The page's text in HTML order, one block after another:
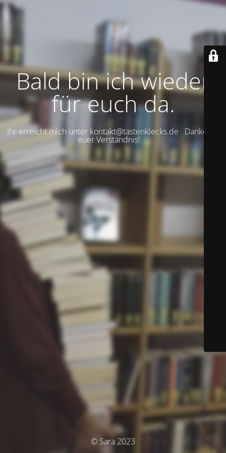
Bald bin ich wieder
für euch da.
Ihr erreicht mich unter kontakt@tastenklecks.de Danke für
euer Verständnis!
© Sara 2023